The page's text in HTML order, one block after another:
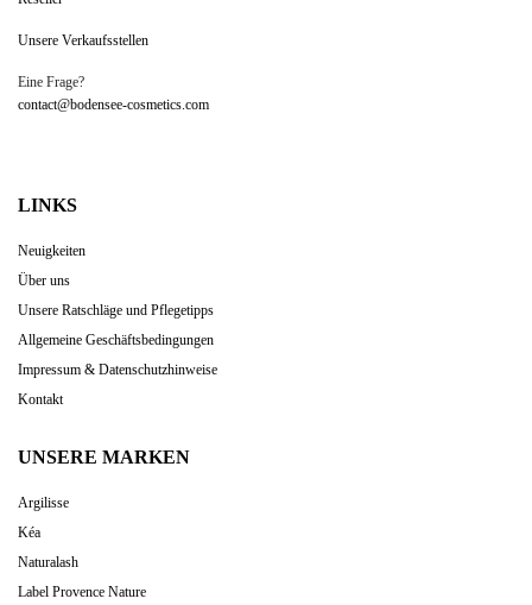
Unsere Verkaufsstellen
Eine Frage?
contact@bodensee-cosmetics.com
LINKS
Neuigkeiten
Über uns
Unsere Ratschläge und Pflegetipps
Allgemeine Geschäftsbedingungen
Impressum & Datenschutzhinweise
Kontakt
UNSERE MARKEN
Argilisse
Kéa
Naturalash
Label Provence Nature